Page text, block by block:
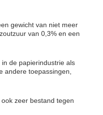
gewicht van niet meer
van 0,3% en een
de papierindustrie als
andere toepassingen,
zeer bestand tegen